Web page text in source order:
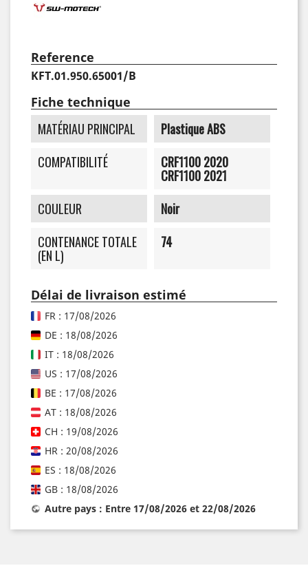
Reference
KFT.01.950.65001/B
Fiche technique
MATÉRIAU PRINCIPAL
Plastique ABS
COMPATIBILITÉ
CRF1100 2020
CRF1100 2021
COULEUR
Noir
CONTENANCE TOTALE
(EN L)
74
Délai de livraison estimé
FR : 17/08/2026
DE : 18/08/2026
IT : 18/08/2026
US : 17/08/2026
BE : 17/08/2026
AT : 18/08/2026
CH : 19/08/2026
HR : 20/08/2026
ES : 18/08/2026
GB : 18/08/2026
Autre pays : Entre 17/08/2026 et 22/08/2026